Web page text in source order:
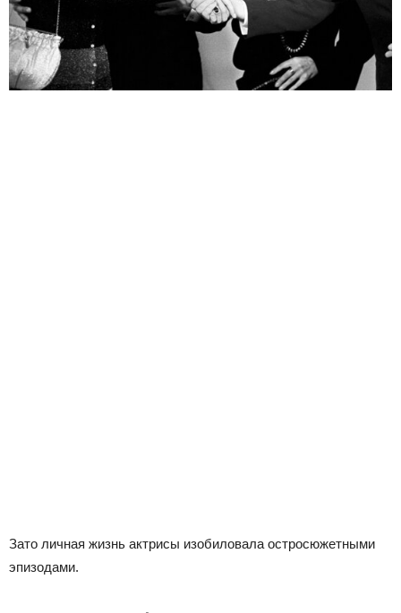
Зато личная жизнь актрисы изобиловала остросюжетными
эпизодами.